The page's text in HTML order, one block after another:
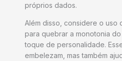
próprios dados.
Além disso, considere o uso
para quebrar a monotonia
toque de personalidade.
embelezam, mas também